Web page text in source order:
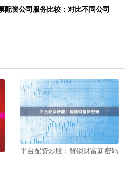
配资公司服务比较：对比不同公司
平台配资炒股：解锁财富新密码